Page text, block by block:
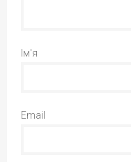
Ім'я
Email